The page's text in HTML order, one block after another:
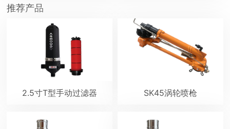
推荐产品
2.5寸T型手动过滤器 SK45涡轮喷枪